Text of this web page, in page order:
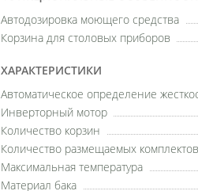
Автодозировка моющего средства
Корзина для столовых приборов
ХАРАКТЕРИСТИКИ
Автоматическое определение
Инверторный мотор
Количество корзин
Количество размещаемых комплектов
Максимальная температура
Материал бака